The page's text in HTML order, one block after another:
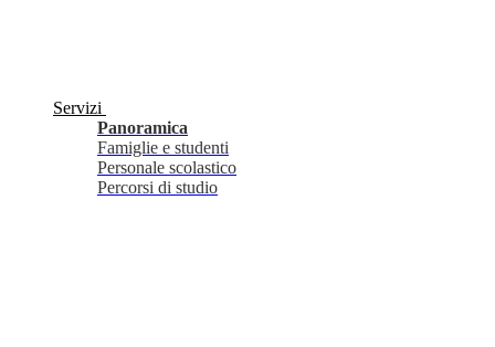
Servizi
Panoramica
Famiglie e studenti
Personale scolastico
Percorsi di studio